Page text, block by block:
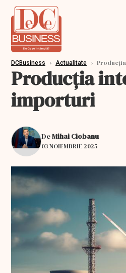
DCBusiness › Actualitate ›
Producția
importuri
DeMihai Ciobanu
03 NOIEMBRIE 2025